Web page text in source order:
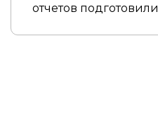
отчетов подготовили